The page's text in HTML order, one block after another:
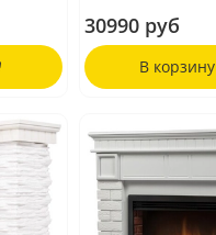
30990 руб
В корзину